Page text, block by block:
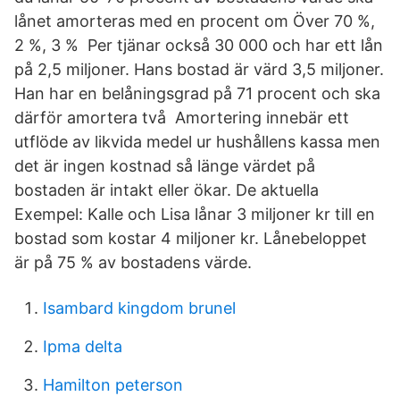
lånet amorteras med en procent om Över 70 %,
2 %, 3 % Per tjänar också 30 000 och har ett lån
på 2,5 miljoner. Hans bostad är värd 3,5 miljoner.
Han har en belåningsgrad på 71 procent och ska
därför amortera två Amortering innebär ett
utflöde av likvida medel ur hushållens kassa men
det är ingen kostnad så länge värdet på
bostaden är intakt eller ökar. De aktuella
Exempel: Kalle och Lisa lånar 3 miljoner kr till en
bostad som kostar 4 miljoner kr. Lånebeloppet
är på 75 % av bostadens värde.
Isambard kingdom brunel
Ipma delta
Hamilton peterson